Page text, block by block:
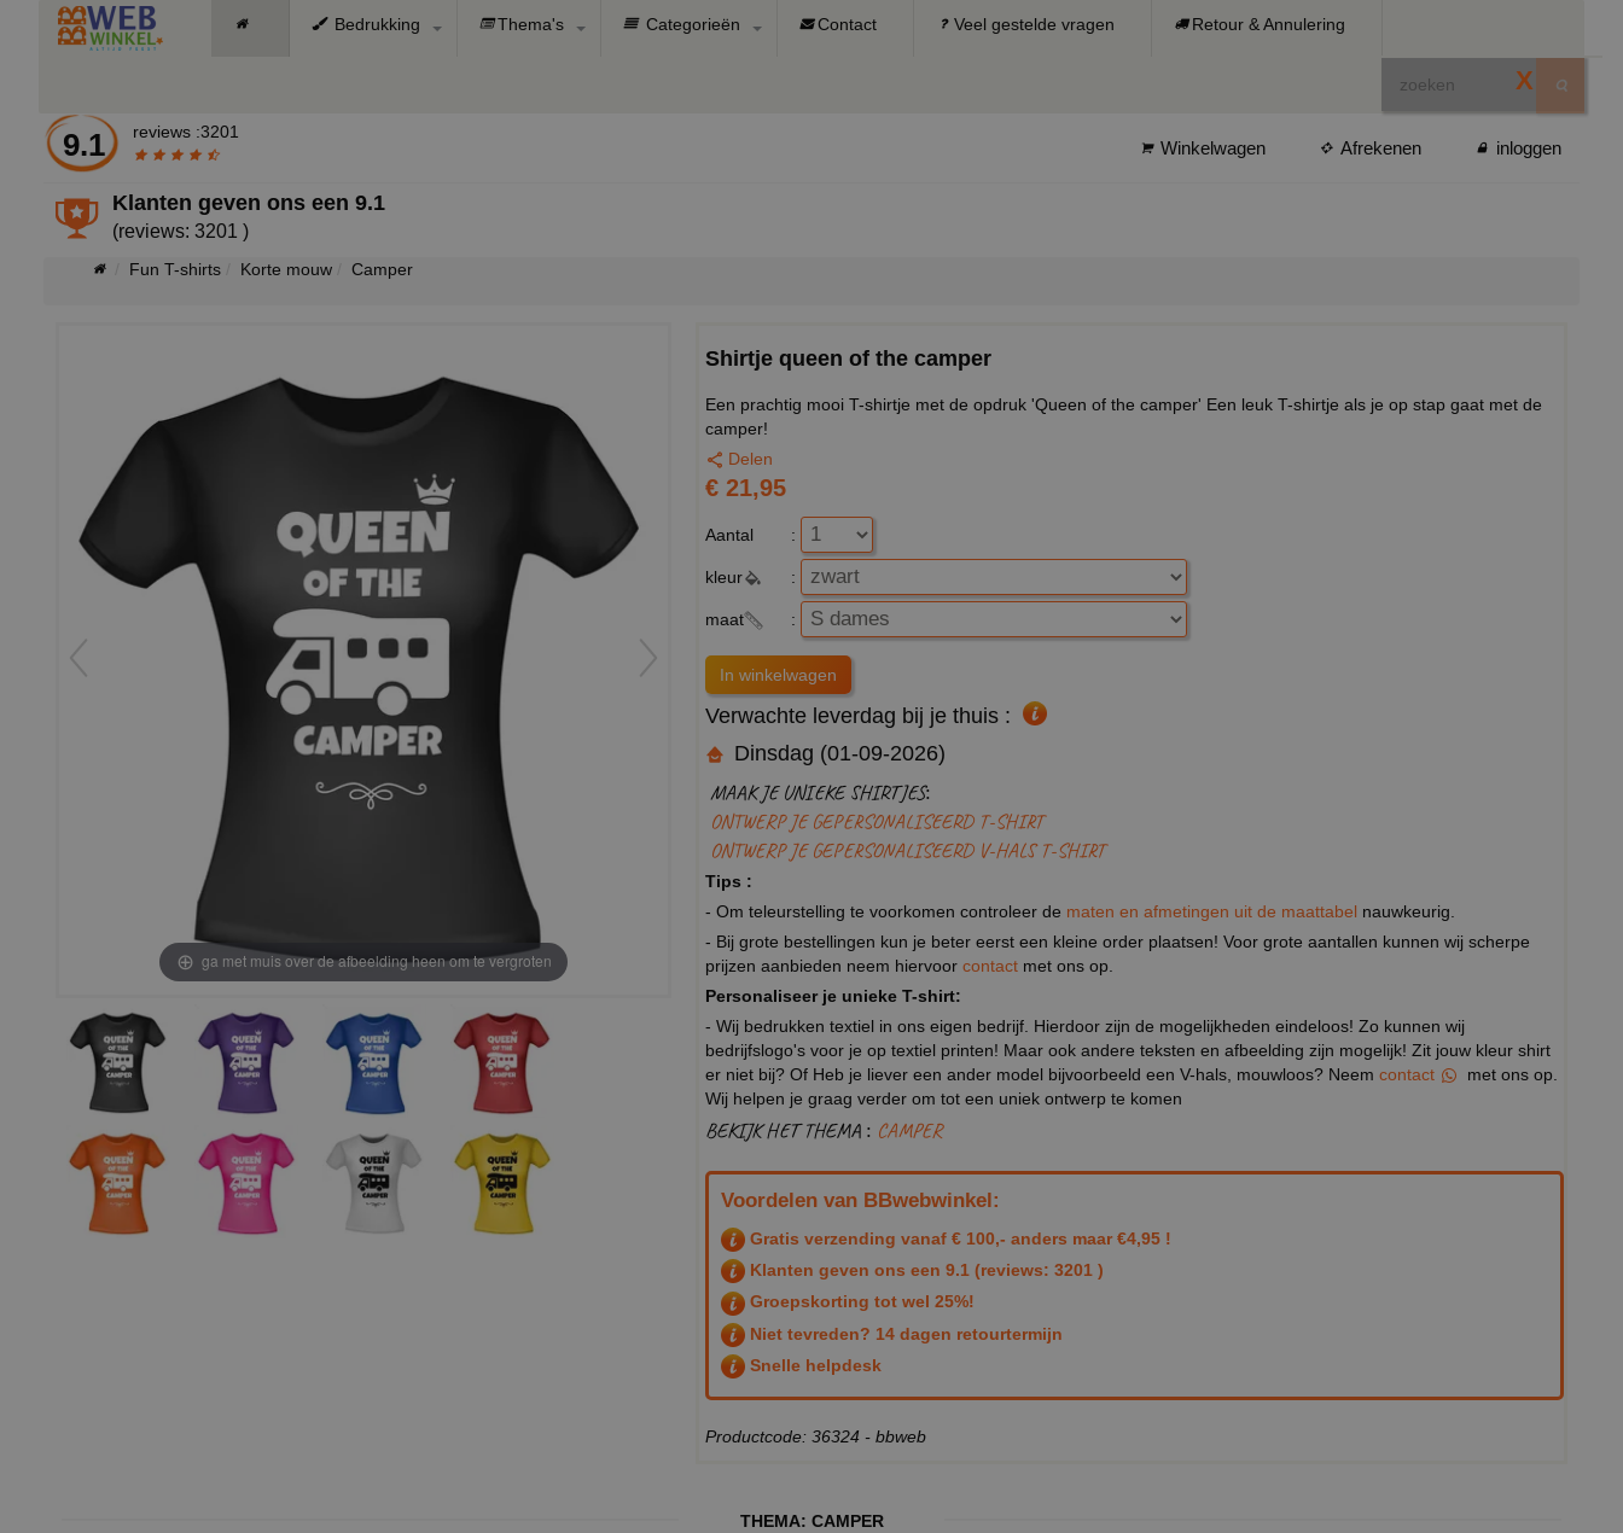
Bedrukking Thema's Categorieën Contact Veel gestelde vragen Retour & Annulering
X
9.1 reviews :3201
Winkelwagen Afrekenen inloggen
Klanten geven ons een9.1
(reviews: 3201 )
Fun T-shirts Korte mouw Camper
ga met muis over de afbeelding heen om te vergroten
Shirtje queen of the camper
Een prachtig mooi T-shirtje met de opdruk 'Queen of the camper' Een leuk T-shirtje als je op stap gaat met de
camper!
Delen
€ 21,95
Aantal :
kleur :
maat :
Verwachte leverdag bij je thuis :
Dinsdag (01-09-2026)
MAAK JE UNIEKE SHIRTJES:
ONTWERP JE GEPERSONALISEERD T-SHIRT
ONTWERP JE GEPERSONALISEERD V-HALS T-SHIRT
Tips :
- Om teleurstelling te voorkomen controleer de maten en afmetingen uit de maattabel nauwkeurig.
- Bij grote bestellingen kun je beter eerst een kleine order plaatsen! Voor grote aantallen kunnen wij scherpe
prijzen aanbieden neem hiervoor contact met ons op.
Personaliseer je unieke T-shirt:
- Wij bedrukken textiel in ons eigen bedrijf. Hierdoor zijn de mogelijkheden eindeloos! Zo kunnen wij
bedrijfslogo's voor je op textiel printen! Maar ook andere teksten en afbeelding zijn mogelijk! Zit jouw kleur shirt
er niet bij? Of Heb je liever een ander model bijvoorbeeld een V-hals, mouwloos? Neem contact
met ons op.
Wij helpen je graag verder om tot een uniek ontwerp te komen
BEKIJK HET THEMA : CAMPER
Voordelen van BBwebwinkel:
Gratis verzending vanaf € 100,- anders maar €4,95 !
Klanten geven ons een 9.1 (reviews: 3201 )
Groepskorting tot wel 25%!
Niet tevreden? 14 dagen retourtermijn
Snelle helpdesk
Productcode: 36324 - bbweb
THEMA: CAMPER